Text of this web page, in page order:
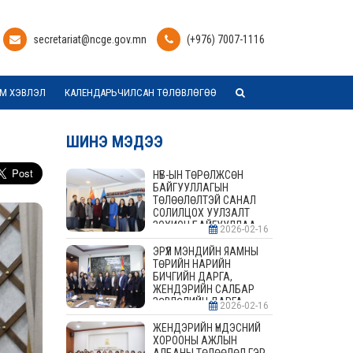
secretariat@ncge.gov.mn (+976) 7007-1116
ХЭВЛЭЛ КАЛЕНДАРЬЧИЛСАН ТӨЛӨВЛӨГӨӨ
ШИНЭ МЭДЭЭ
НҮБ-ЫН ТӨРӨЛЖСӨН
БАЙГУУЛЛАГЫН
ТӨЛӨӨЛӨЛТЭЙ САНАЛ
СОЛИЛЦОХ УУЛЗАЛТ
ЗОХИОН БАЙГУУЛЛАА
2026-02-16
ЭРҮҮЛ МЭНДИЙН ЯАМНЫ
ТӨРИЙН НАРИЙН
БИЧГИЙН ДАРГА,
ЖЕНДЭРИЙН САЛБАР
ЗӨВЛӨЛИЙН ДАРГА,
ГИШҮҮДТЭЙ УУЛЗАЛТ
ЗОХИОН БАЙГУУЛАВ
2026-02-16
ЖЕНДЭРИЙН ҮНДЭСНИЙ
ХОРООНЫ АЖЛЫН